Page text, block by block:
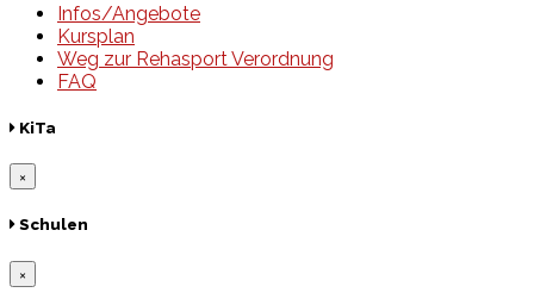
Infos/Angebote
Kursplan
Weg zur Rehasport Verordnung
FAQ
KiTa
×
Schulen
×